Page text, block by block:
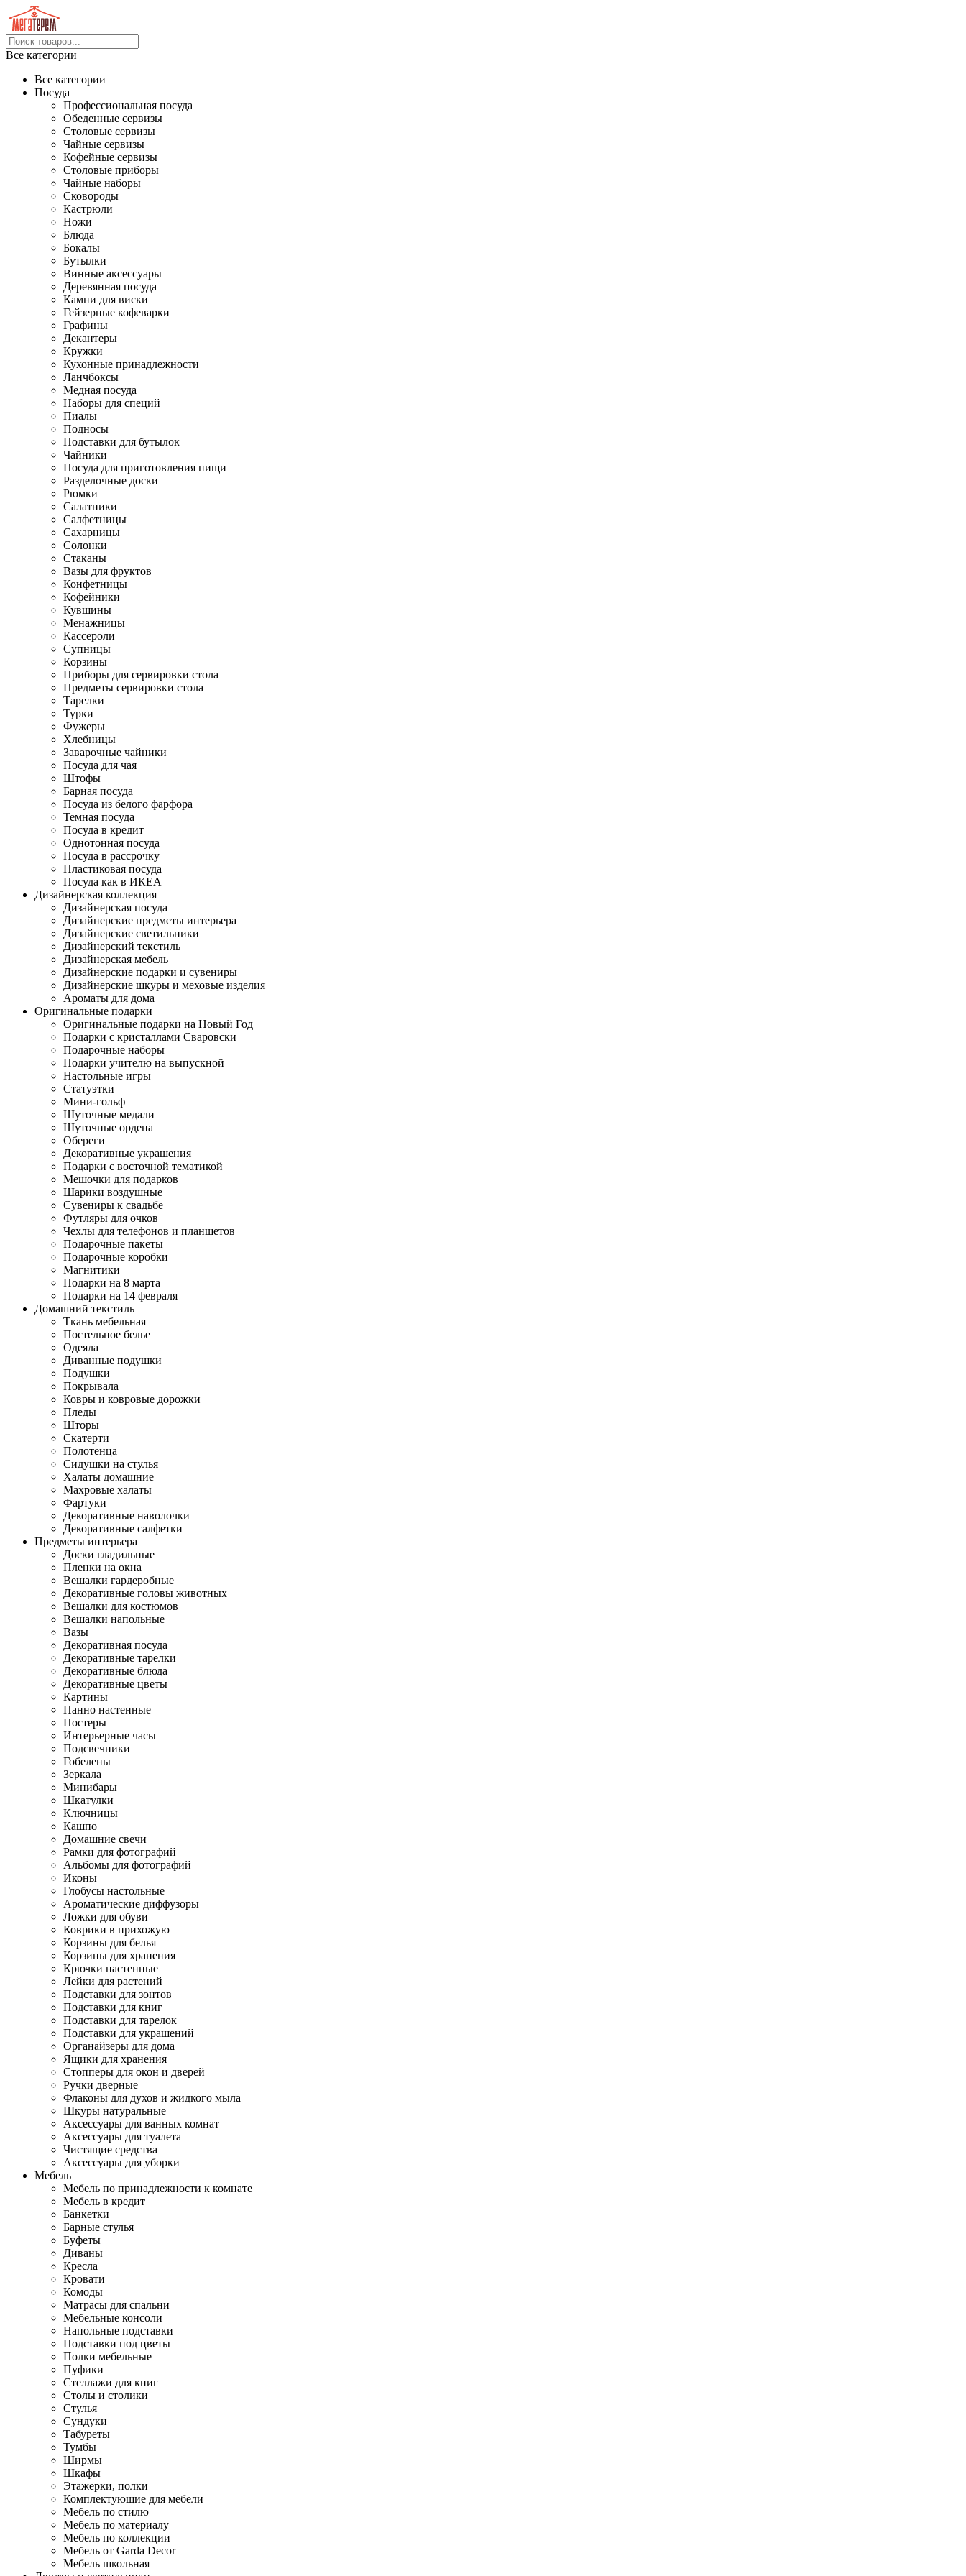
Все категории
Все категории
Посуда
Профессиональная посуда
Обеденные сервизы
Столовые сервизы
Чайные сервизы
Кофейные сервизы
Столовые приборы
Чайные наборы
Сковороды
Кастрюли
Ножи
Блюда
Бокалы
Бутылки
Винные аксессуары
Деревянная посуда
Камни для виски
Гейзерные кофеварки
Графины
Декантеры
Кружки
Кухонные принадлежности
Ланчбоксы
Медная посуда
Наборы для специй
Пиалы
Подносы
Подставки для бутылок
Чайники
Посуда для приготовления пищи
Разделочные доски
Рюмки
Салатники
Салфетницы
Сахарницы
Солонки
Стаканы
Вазы для фруктов
Конфетницы
Кофейники
Кувшины
Менажницы
Кассероли
Супницы
Корзины
Приборы для сервировки стола
Предметы сервировки стола
Тарелки
Турки
Фужеры
Хлебницы
Заварочные чайники
Посуда для чая
Штофы
Барная посуда
Посуда из белого фарфора
Темная посуда
Посуда в кредит
Однотонная посуда
Посуда в рассрочку
Пластиковая посуда
Посуда как в ИКЕА
Дизайнерская коллекция
Дизайнерская посуда
Дизайнерские предметы интерьера
Дизайнерские светильники
Дизайнерский текстиль
Дизайнерская мебель
Дизайнерские подарки и сувениры
Дизайнерские шкуры и меховые изделия
Ароматы для дома
Оригинальные подарки
Оригинальные подарки на Новый Год
Подарки с кристаллами Сваровски
Подарочные наборы
Подарки учителю на выпускной
Настольные игры
Статуэтки
Мини-гольф
Шуточные медали
Шуточные ордена
Обереги
Декоративные украшения
Подарки с восточной тематикой
Мешочки для подарков
Шарики воздушные
Сувениры к свадьбе
Футляры для очков
Чехлы для телефонов и планшетов
Подарочные пакеты
Подарочные коробки
Магнитики
Подарки на 8 марта
Подарки на 14 февраля
Домашний текстиль
Ткань мебельная
Постельное белье
Одеяла
Диванные подушки
Подушки
Покрывала
Ковры и ковровые дорожки
Пледы
Шторы
Скатерти
Полотенца
Сидушки на стулья
Халаты домашние
Махровые халаты
Фартуки
Декоративные наволочки
Декоративные салфетки
Предметы интерьера
Доски гладильные
Пленки на окна
Вешалки гардеробные
Декоративные головы животных
Вешалки для костюмов
Вешалки напольные
Вазы
Декоративная посуда
Декоративные тарелки
Декоративные блюда
Декоративные цветы
Картины
Панно настенные
Постеры
Интерьерные часы
Подсвечники
Гобелены
Зеркала
Минибары
Шкатулки
Ключницы
Кашпо
Домашние свечи
Рамки для фотографий
Альбомы для фотографий
Иконы
Глобусы настольные
Ароматические диффузоры
Ложки для обуви
Коврики в прихожую
Корзины для белья
Корзины для хранения
Крючки настенные
Лейки для растений
Подставки для зонтов
Подставки для книг
Подставки для тарелок
Подставки для украшений
Органайзеры для дома
Ящики для хранения
Стопперы для окон и дверей
Ручки дверные
Флаконы для духов и жидкого мыла
Шкуры натуральные
Аксессуары для ванных комнат
Аксессуары для туалета
Чистящие средства
Аксессуары для уборки
Мебель
Мебель по принадлежности к комнате
Мебель в кредит
Банкетки
Барные стулья
Буфеты
Диваны
Кресла
Кровати
Комоды
Матрасы для спальни
Мебельные консоли
Напольные подставки
Подставки под цветы
Полки мебельные
Пуфики
Стеллажи для книг
Столы и столики
Стулья
Сундуки
Табуреты
Тумбы
Ширмы
Шкафы
Этажерки, полки
Комплектующие для мебели
Мебель по стилю
Мебель по материалу
Мебель по коллекции
Мебель от Garda Decor
Мебель школьная